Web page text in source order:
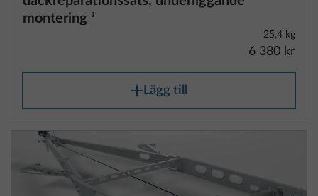
montering
1
25,4 kg
6 380 kr
Lägg till